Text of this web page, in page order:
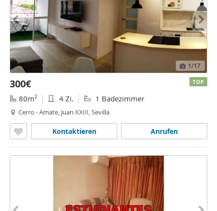
1/17
300€
80m2 4 Zi. 1 Badezimmer
Cerro - Amate, Juan XXIII, Sevilla
Anrufen
Kontaktieren
TOP